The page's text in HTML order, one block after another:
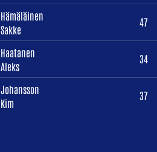
Hämäläinen
Sakke
47
Haatanen
Aleks
34
Johansson
Kim
37